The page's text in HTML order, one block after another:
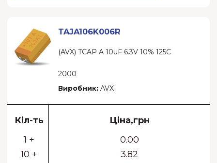
TAJA106K006R
(AVX) TCAP A 10uF 6.3V 10% 125C
2000
Виробник: AVX
Кіл-ть
1 +
10 +
Ціна,грн
0.00
3.82